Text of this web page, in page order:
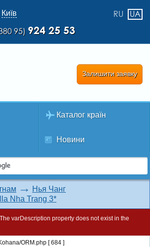
RU
UA
95) 924 25 53
Київ
Залишити заявку
Каталог країн
Новини
Нья Чанг
Nha Trang 3*
The varDescription property does not exist in the
ORM.php [ 684 ]